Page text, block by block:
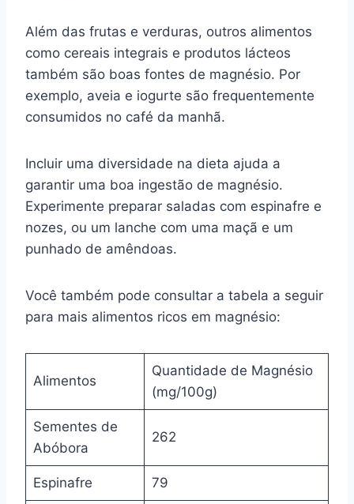
Além das frutas e verduras, outros alimentos
como cereais integrais e produtos lácteos
também são boas fontes de magnésio. Por
exemplo, aveia e iogurte são frequentemente
consumidos no café da manhã.
Incluir uma diversidade na dieta ajuda a
garantir uma boa ingestão de magnésio.
Experimente preparar saladas com espinafre e
nozes, ou um lanche com uma maçã e um
punhado de amêndoas.
Você também pode consultar a tabela a seguir
para mais alimentos ricos em magnésio:
Alimentos
Quantidade de Magnésio
(mg/100g)
Sementes de
Abóbora
262
Espinafre 79